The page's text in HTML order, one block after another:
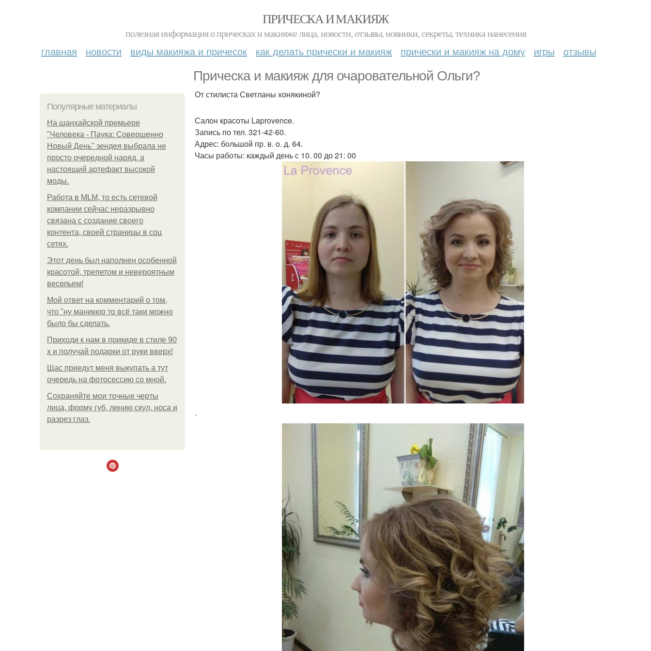
ПРИЧЕСКА И МАКИЯЖ
полезная информация о прическах и макияже лица, новости, отзывы, новинки, секреты, техника нанесения
главная новости виды макияжа и причесок как делать прически и макияж прически и макияж на дому игры отзывы
Прическа и макияж для очаровательной Ольги?
Популярные материалы
На шанхайской премьере
"Человека - Паука: Совершенно
Новый День" зендея выбрала не
просто очередной наряд, а
настоящий артефакт высокой
моды.
Работа в MLM, то есть сетевой
компании сейчас неразрывно
связана с создание своего
контента, своей страницы в соц
сетях.
Этот день был наполнен особенной
красотой, трепетом и невероятным
весельем!
Мой ответ на комментарий о том,
что "ну маникюр то всё таки можно
было бы сделать.
Приходи к нам в прикиде в стиле 90
х и получай подарки от руки вверх!
Щас приедут меня выкупать а тут
очередь на фотосессию со мной.
Сохраняйте мои точные черты
лица, форму губ, линию скул, носа и
разрез глаз.
От стилиста Светланы хонякиной?
Салон красоты Laprovence.
Запись по тел. 321-42-60.
Адрес: большой пр. в. о. д. 64.
Часы работы: каждый день с 10. 00 до 21: 00
.